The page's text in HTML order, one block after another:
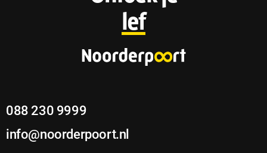
o
o
lef
088 230 9999
info@noorderpoort.nl